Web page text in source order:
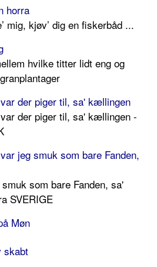
horra
mig, kjøv’ dig en fiskerbåd ...
hvilke titter lidt eng og
der piger til, sa' kællingen
der piger til, sa' kællingen -
jeg smuk som bare Fanden,
som bare Fanden, sa'
SVERIGE
Møn
skabt